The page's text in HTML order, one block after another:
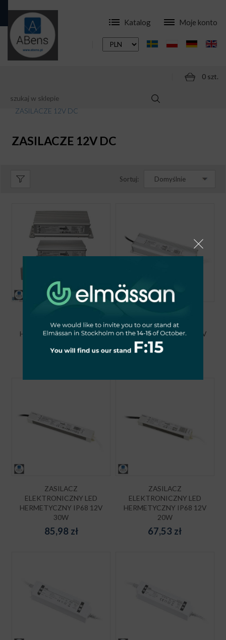
Katalog Moje konto
0 szt.
SKLEP
ZASILACZE 12V DC
ZASILACZE 12V DC
Sortuj: Domyślnie
ELEKTRONICZNY LED
HERMETYCZNY IP68 12V
280,26zł
ELEKTRONICZNY LED
HERMETYCZNY IP68 12V
100W
226,32
ZASILACZ
ELEKTRONICZNY LED
HERMETYCZNY IP68 12V
30W
85,98 zł
ZASILACZ
ELEKTRONICZNY LED
HERMETYCZNY IP68 12V
20W
67,53 zł